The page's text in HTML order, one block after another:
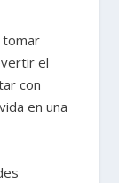
tomar
el
con
en una